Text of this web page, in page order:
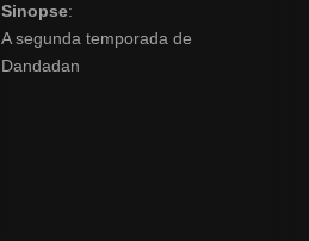
Sinopse:
A segunda temporada de
Dandadan